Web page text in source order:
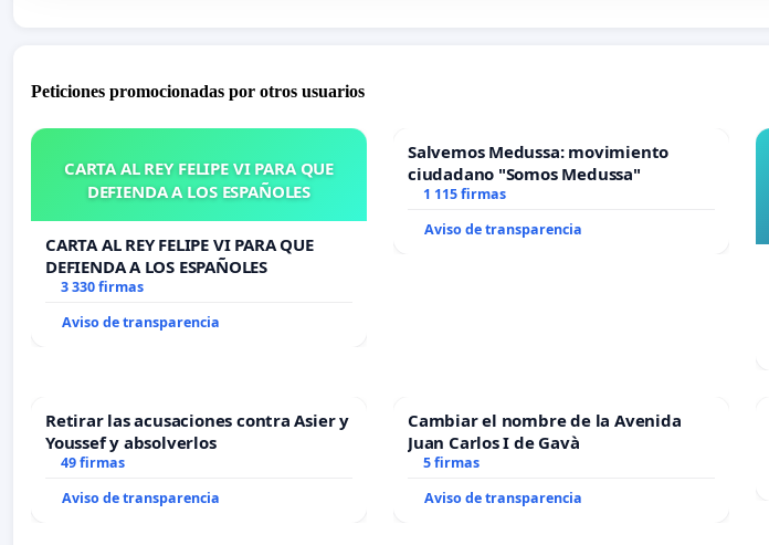
Peticiones promocionadas por otros usuarios
CARTA AL REY FELIPE VI PARA QUE
DEFIENDA A LOS ESPAÑOLES
CARTA AL REY FELIPE VI PARA QUE
DEFIENDA A LOS ESPAÑOLES
3 330 firmas
Aviso de transparencia
Salvemos Medussa: movimiento
ciudadano "Somos Medussa"
1 115 firmas
Aviso de transparencia
Retirar las acusaciones contra Asier y
Youssef y absolverlos
49 firmas
Aviso de transparencia
Cambiar el nombre de la Avenida
Juan Carlos I de Gavà
5 firmas
Aviso de transparencia